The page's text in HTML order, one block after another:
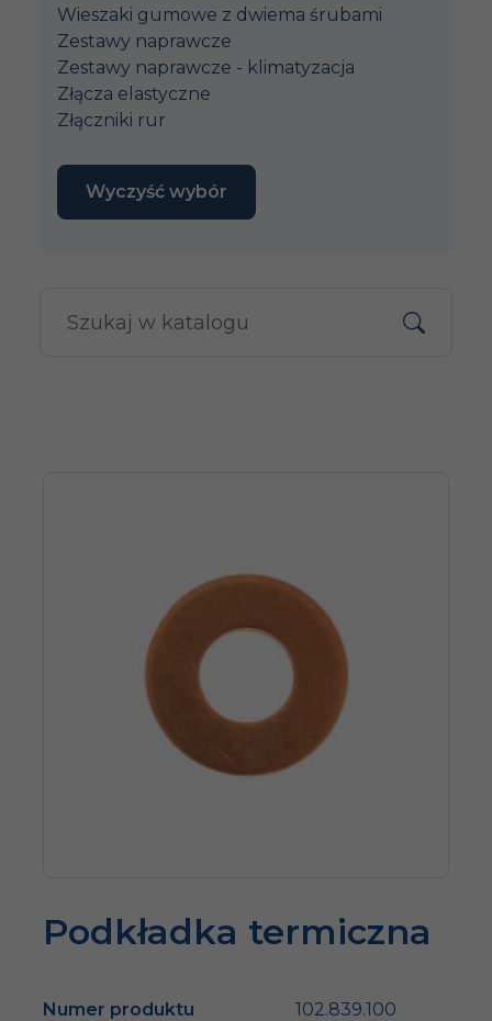
Wieszaki gumowe z dwiema śrubami
Zestawy naprawcze
Zestawy naprawcze - klimatyzacja
Złącza elastyczne
Złączniki rur
Wyczyść wybór
Podkładka termiczna
Numer produktu 102.839.100